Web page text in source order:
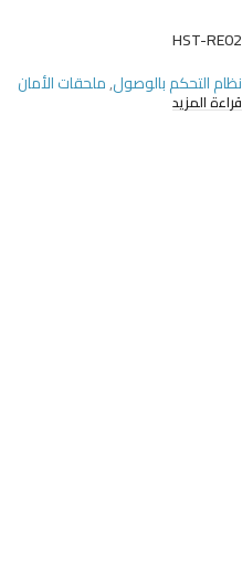
HST-RE02
نظام التحكم بالوصول,ملحقات الأمان
قراءة المزيد